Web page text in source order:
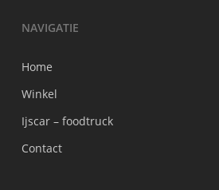
NAVIGATIE
Home
Winkel
Ijscar – foodtruck
Contact